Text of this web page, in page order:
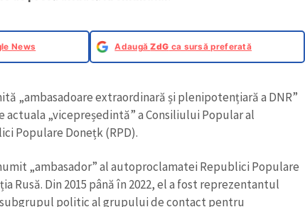
News AdaugăZdG ca sursă preferată
„ambasadoare extraordinară și plenipotențiară a DNR”
actuala „vicepreședintă” a Consiliului Popular al
Populare Donețk (RPD).
„ambasador” al autoproclamatei Republici Populare
Rusă. Din 2015 până în 2022, el a fost reprezentantul
politic al grupului de contact pentru